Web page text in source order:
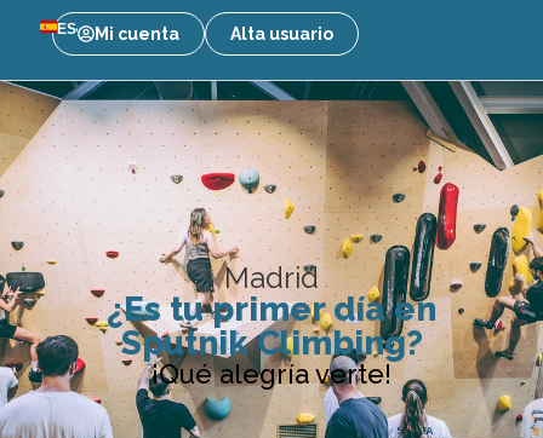
ES Mi cuenta Alta usuario
Madrid
¿Es tu primer día en
Sputnik Climbing?
¡Qué alegría verte!